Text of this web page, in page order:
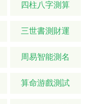
四柱八字測算
三世書測財運
周易智能測名
算命游戲測試